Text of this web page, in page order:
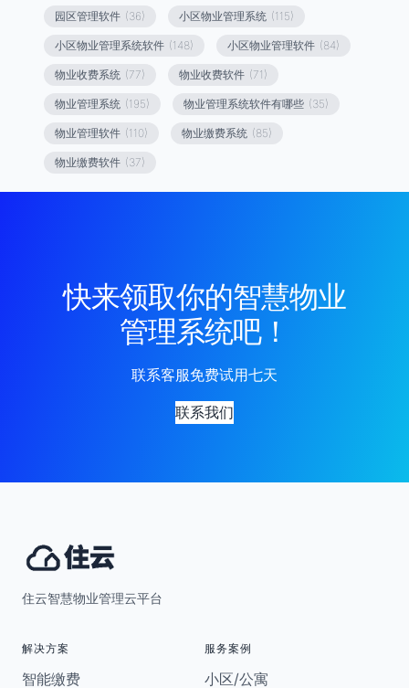
园区管理软件 (36) 小区物业管理系统 (115)
小区物业管理系统软件 (148) 小区物业管理软件 (84)
物业收费系统 (77) 物业收费软件 (71)
物业管理系统 (195) 物业管理系统软件有哪些 (35)
物业管理软件 (110) 物业缴费系统 (85)
物业缴费软件 (37)
快来领取你的智慧物业
管理系统吧！
联系客服免费试用七天
联系我们
住云智慧物业管理云平台
解决方案
智能缴费
服务案例
小区/公寓